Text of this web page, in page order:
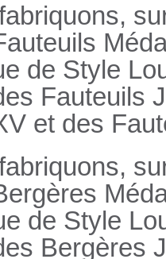
de Style
Fauteuils
et des
de Style
Bergères